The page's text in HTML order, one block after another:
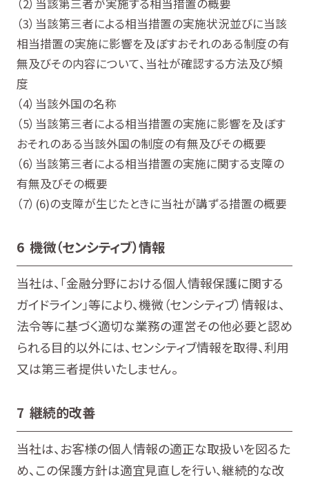
当該第三者による相当措置の実施状況並びに当該
相当措置の実施に影響を及ぼすおそれのある制度の有
無及びその内容について、当社が確認する方法及び頻
度
当該外国の名称
当該第三者による相当措置の実施に影響を及ぼす
おそれのある当該外国の制度の有無及びその概要
当該第三者による相当措置の実施に関する支障の
有無及びその概要
(6)の支障が生じたときに当社が講ずる措置の概要
6 機微（センシティブ）情報
当社は、「金融分野における個人情報保護に関する
ガイドライン」等により、機微（センシティブ）情報は、
法令等に基づく適切な業務の運営その他必要と認め
られる目的以外には、センシティブ情報を取得、利用
又は第三者提供いたしません。
7 継続的改善
当社は、お客様の個人情報の適正な取扱いを図るた
め、この保護方針は適宜見直しを行い、継続的な改